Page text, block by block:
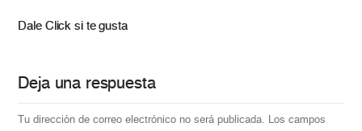
Dale Click si te gusta
Deja una respuesta
Tu dirección de correo electrónico no será publicada. Los campos